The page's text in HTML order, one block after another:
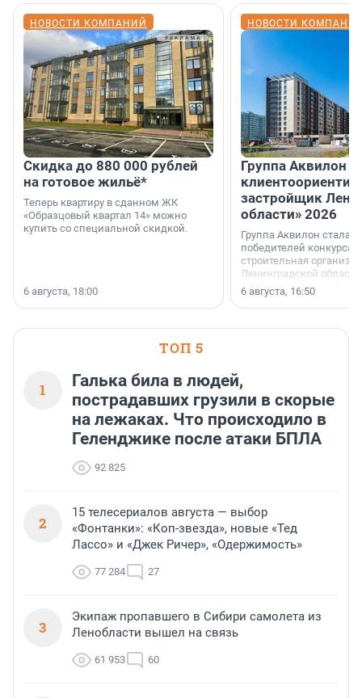
НОВОСТИ КОМПАНИЙ
Скидка до 880 000 рублей
на готовое жильё*
Теперь квартиру в сданном ЖК
«Образцовый квартал 14» можно
купить со специальной скидкой.
6 августа, 18:00
НОВОСТИ
Группа Аквилон
застройщик
области» 2026
Группа Аквилон стала
победителей конкурса
строительная
Ленинградской области
номинации «Самый
застройщик
области».
6 августа, 16:50
ТОП 5
1
Галька била в людей,
пострадавших грузили в скорые
на лежаках. Что происходило в
Геленджике после атаки БПЛА
92 825
2
15 телесериалов августа — выбор
«Фонтанки»: «Коп-звезда», новые «Тед
Лассо» и «Джек Ричер», «Одержимость»
77 284 27
3
Экипаж пропавшего в Сибири самолета из
Ленобласти вышел на связь
61 953 60